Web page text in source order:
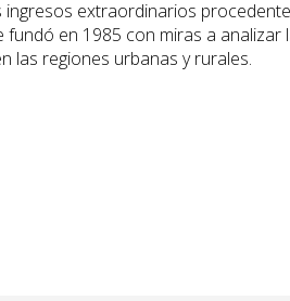
extraordinarios
fundó en 1985 con miras a analizar
las regiones urbanas y rurales.